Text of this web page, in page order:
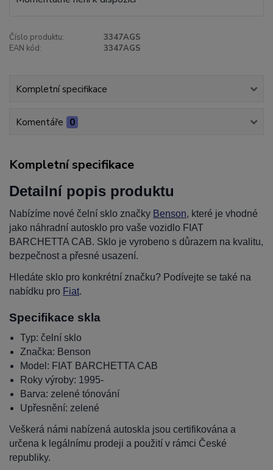
Číslo produktu:
3347AGS
EAN kód:
3347AGS
Kompletní specifikace
Komentáře 0
Kompletní specifikace
Detailní popis produktu
Nabízíme nové čelní sklo značky Benson, které je vhodné
jako náhradní autosklo pro vaše vozidlo FIAT
BARCHETTA CAB. Sklo je vyrobeno s důrazem na kvalitu,
bezpečnost a přesné usazení.
Hledáte sklo pro konkrétní značku? Podívejte se také na
nabídku pro Fiat.
Specifikace skla
Typ: čelní sklo
Značka: Benson
Model: FIAT BARCHETTA CAB
Roky výroby: 1995-
Barva: zelené tónování
Upřesnění: zelené
Veškerá námi nabízená autoskla jsou certifikována a
určena k legálnímu prodeji a použití v rámci České
republiky.